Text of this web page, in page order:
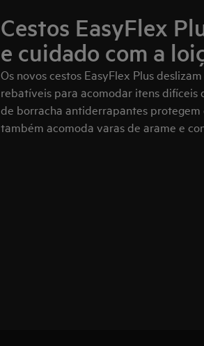
Cestos EasyFlex
e cuidado com a
Os novos cestos EasyFlex Plus
rebatíveis para acomodar itens difíceis
de borracha antiderrapantes protegem
também acomoda varas de arame e